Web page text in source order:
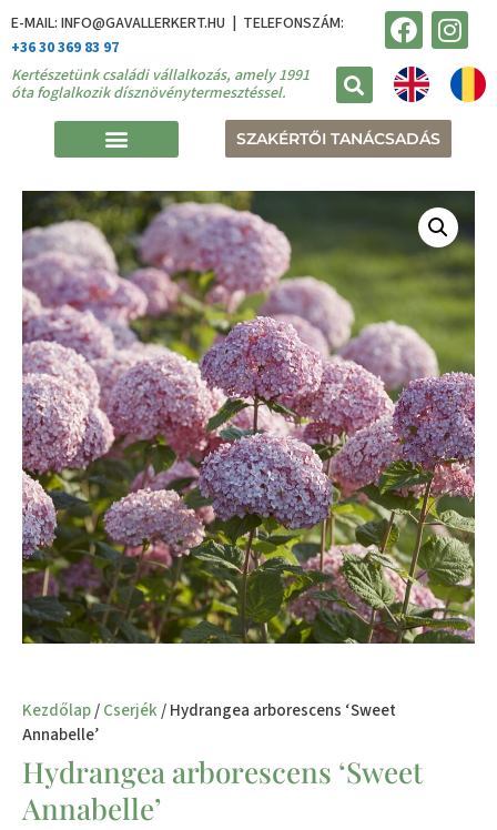
E-MAIL: INFO@GAVALLERKERT.HU | TELEFONSZÁM:
+36 30 369 83 97
Kertészetünk családi vállalkozás, amely 1991
óta foglalkozik dísznövénytermesztéssel.
SZAKÉRTŐI TANÁCSADÁS
Kezdőlap/Cserjék/ Hydrangea arborescens ‘Sweet
Annabelle’
Hydrangea arborescens ‘Sweet
Annabelle’